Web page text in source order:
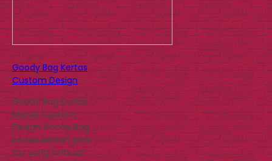
Goody Bag Kertas
Custom Design
Goody Bag Kertas
Murah Custom
Design Goody Bag
kertas adalah jenis
tas yang terbuat